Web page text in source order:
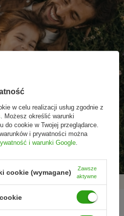
przed
premierą
Rezygnacja w każdej
chwili
w celu realizacji usług zgodnie z
. Możesz określić warunki
do cookie w Twojej przeglądarce.
i prywatności można
i warunki Google
cookie (wymagane)
Zawsze
aktywne